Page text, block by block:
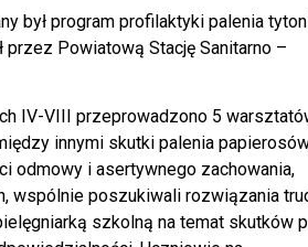
był program profilaktyki palenia
przez Powiatową Stację Sanitarno –
IV-VIII przeprowadzono 5
innymi skutki palenia
odmowy i asertywnego zachowania,
wspólnie poszukiwali rozwiązania
szkolną na temat skutków